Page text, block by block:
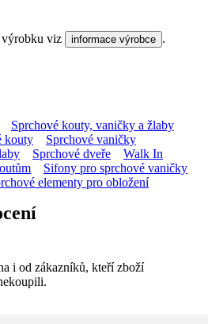
výrobku viz informace výrobce .
Sprchové kouty, vaničky a žlaby
kouty
Sprchové vaničky
Sprchové dveře
Walk In
Sifony pro sprchové vaničky
elementy pro obložení
i od zákazníků, kteří zboží